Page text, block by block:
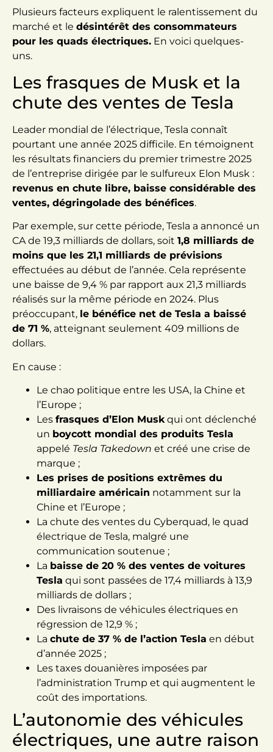
Plusieurs facteurs expliquent le ralentissement du
marché et le désintérêt des consommateurs
pour les quads électriques. En voici quelques-
uns.
Les frasques de Musk et la
chute des ventes de Tesla
Leader mondial de l’électrique, Tesla connaît
pourtant une année 2025 difficile. En témoignent
les résultats financiers du premier trimestre 2025
de l’entreprise dirigée par le sulfureux Elon Musk :
revenus en chute libre, baisse considérable des
ventes, dégringolade des bénéfices.
Par exemple, sur cette période, Tesla a annoncé un
CA de 19,3 milliards de dollars, soit 1,8 milliards de
moins que les 21,1 milliards de prévisions
effectuées au début de l’année. Cela représente
une baisse de 9,4 % par rapport aux 21,3 milliards
réalisés sur la même période en 2024. Plus
préoccupant, le bénéfice net de Tesla a baissé
de 71 %, atteignant seulement 409 millions de
dollars.
En cause :
Le chao politique entre les USA, la Chine et
l’Europe ;
Les frasques d’Elon Muskqui ont déclenché
un boycott mondial des produits Tesla
appelé Tesla Takedown et créé une crise de
marque ;
Les prises de positions extrêmes du
milliardaire américain notamment sur la
Chine et l’Europe ;
La chute des ventes du Cyberquad, le quad
électrique de Tesla, malgré une
communication soutenue ;
La baisse de 20 % des ventes de voitures
Tesla qui sont passées de 17,4 milliards à 13,9
milliards de dollars ;
Des livraisons de véhicules électriques en
régression de 12,9 % ;
La chute de 37 % de l’action Tesla en début
d’année 2025 ;
Les taxes douanières imposées par
l’administration Trump et qui augmentent le
coût des importations.
L’autonomie des véhicules
électriques, une autre raison